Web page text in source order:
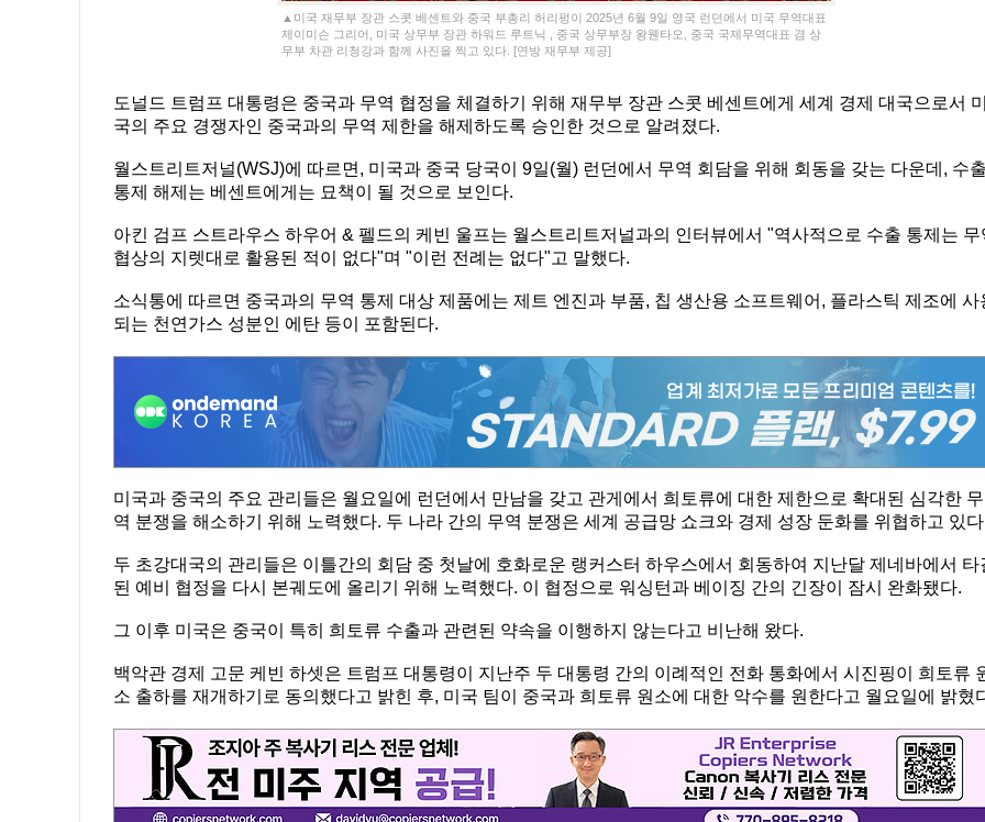
▲미국 재무부 장관 스콧 베센트와 중국 부총리 허리펑이 2025년 6월 9일 영국 런던에서 미국 무역대표
제이미슨 그리어, 미국 상무부 장관 하워드 루트닉 , 중국 상무부장 왕웬타오, 중국 국제무역대표 겸 상
무부 차관 리청강과 함께 사진을 찍고 있다. [연방 재무부 제공]
도널드 트럼프 대통령은 중국과 무역 협정을 체결하기 위해 재무부 장관 스콧 베센트에게 세계 경제 대국으로서
국의 주요 경쟁자인 중국과의 무역 제한을 해제하도록 승인한 것으로 알려졌다.
월스트리트저널(WSJ)에 따르면, 미국과 중국 당국이 9일(월) 런던에서 무역 회담을 위해 회동을 갖는 다운데, 수
통제 해제는 베센트에게는 묘책이 될 것으로 보인다.
아킨 검프 스트라우스 하우어 & 펠드의 케빈 울프는 월스트리트저널과의 인터뷰에서 "역사적으로 수출 통제는 무
협상의 지렛대로 활용된 적이 없다"며 "이런 전례는 없다"고 말했다.
소식통에 따르면 중국과의 무역 통제 대상 제품에는 제트 엔진과 부품, 칩 생산용 소프트웨어, 플라스틱 제조에 사
되는 천연가스 성분인 에탄 등이 포함된다.
미국과 중국의 주요 관리들은 월요일에 런던에서 만남을 갖고 관게에서 희토류에 대한 제한으로 확대된 심각한 무
역 분쟁을 해소하기 위해 노력했다. 두 나라 간의 무역 분쟁은 세계 공급망 쇼크와 경제 성장 둔화를 위협하고 있
두 초강대국의 관리들은 이틀간의 회담 중 첫날에 호화로운 랭커스터 하우스에서 회동하여 지난달 제네바에서 타
된 예비 협정을 다시 본궤도에 올리기 위해 노력했다. 이 협정으로 워싱턴과 베이징 간의 긴장이 잠시 완화됐다.
그 이후 미국은 중국이 특히 희토류 수출과 관련된 약속을 이행하지 않는다고 비난해 왔다.
백악관 경제 고문 케빈 하셋은 트럼프 대통령이 지난주 두 대통령 간의 이례적인 전화 통화에서 시진핑이 희토류
소 출하를 재개하기로 동의했다고 밝힌 후, 미국 팀이 중국과 희토류 원소에 대한 악수를 원한다고 월요일에 밝혔